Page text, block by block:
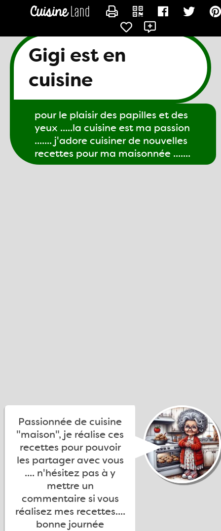
Gigi est en
cuisine
pour le plaisir des papilles et des
yeux .....la cuisine est ma passion
....... j'adore cuisiner de nouvelles
recettes pour ma maisonnée .......
Passionnée de cuisine
"maison", je réalise ces
recettes pour pouvoir
les partager avec vous
.... n'hésitez pas à y
mettre un
commentaire si vous
réalisez mes recettes....
bonne journée
CONTACTER GIGI61